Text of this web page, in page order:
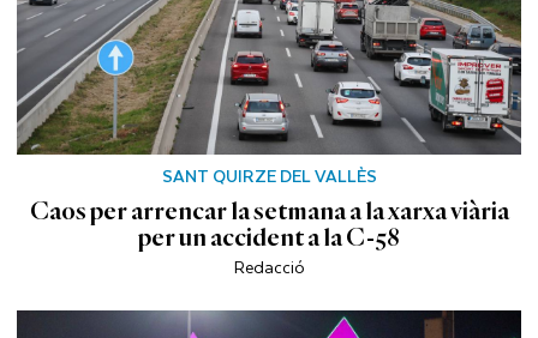
SANT QUIRZE DEL VALLÈS
Caos per arrencar la setmana a la xarxa viària
per un accident a la C-58
Redacció